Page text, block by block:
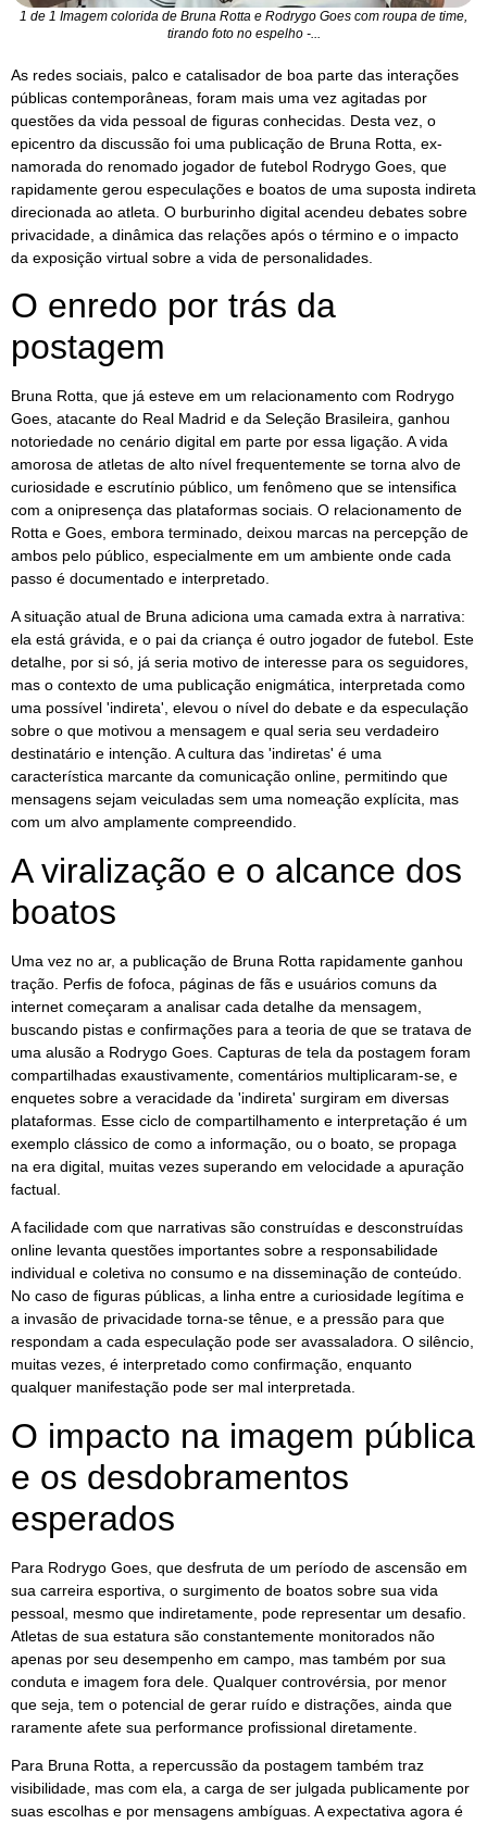
1 de 1 Imagem colorida de Bruna Rotta e Rodrygo Goes com roupa de time,
tirando foto no espelho -...
As redes sociais, palco e catalisador de boa parte das interações
públicas contemporâneas, foram mais uma vez agitadas por
questões da vida pessoal de figuras conhecidas. Desta vez, o
epicentro da discussão foi uma publicação de Bruna Rotta, ex-
namorada do renomado jogador de futebol Rodrygo Goes, que
rapidamente gerou especulações e boatos de uma suposta indireta
direcionada ao atleta. O burburinho digital acendeu debates sobre
privacidade, a dinâmica das relações após o término e o impacto
da exposição virtual sobre a vida de personalidades.
O enredo por trás da
postagem
Bruna Rotta, que já esteve em um relacionamento com Rodrygo
Goes, atacante do Real Madrid e da Seleção Brasileira, ganhou
notoriedade no cenário digital em parte por essa ligação. A vida
amorosa de atletas de alto nível frequentemente se torna alvo de
curiosidade e escrutínio público, um fenômeno que se intensifica
com a onipresença das plataformas sociais. O relacionamento de
Rotta e Goes, embora terminado, deixou marcas na percepção de
ambos pelo público, especialmente em um ambiente onde cada
passo é documentado e interpretado.
A situação atual de Bruna adiciona uma camada extra à narrativa:
ela está grávida, e o pai da criança é outro jogador de futebol. Este
detalhe, por si só, já seria motivo de interesse para os seguidores,
mas o contexto de uma publicação enigmática, interpretada como
uma possível 'indireta', elevou o nível do debate e da especulação
sobre o que motivou a mensagem e qual seria seu verdadeiro
destinatário e intenção. A cultura das 'indiretas' é uma
característica marcante da comunicação online, permitindo que
mensagens sejam veiculadas sem uma nomeação explícita, mas
com um alvo amplamente compreendido.
A viralização e o alcance dos
boatos
Uma vez no ar, a publicação de Bruna Rotta rapidamente ganhou
tração. Perfis de fofoca, páginas de fãs e usuários comuns da
internet começaram a analisar cada detalhe da mensagem,
buscando pistas e confirmações para a teoria de que se tratava de
uma alusão a Rodrygo Goes. Capturas de tela da postagem foram
compartilhadas exaustivamente, comentários multiplicaram-se, e
enquetes sobre a veracidade da 'indireta' surgiram em diversas
plataformas. Esse ciclo de compartilhamento e interpretação é um
exemplo clássico de como a informação, ou o boato, se propaga
na era digital, muitas vezes superando em velocidade a apuração
factual.
A facilidade com que narrativas são construídas e desconstruídas
online levanta questões importantes sobre a responsabilidade
individual e coletiva no consumo e na disseminação de conteúdo.
No caso de figuras públicas, a linha entre a curiosidade legítima e
a invasão de privacidade torna-se tênue, e a pressão para que
respondam a cada especulação pode ser avassaladora. O silêncio,
muitas vezes, é interpretado como confirmação, enquanto
qualquer manifestação pode ser mal interpretada.
O impacto na imagem pública
e os desdobramentos
esperados
Para Rodrygo Goes, que desfruta de um período de ascensão em
sua carreira esportiva, o surgimento de boatos sobre sua vida
pessoal, mesmo que indiretamente, pode representar um desafio.
Atletas de sua estatura são constantemente monitorados não
apenas por seu desempenho em campo, mas também por sua
conduta e imagem fora dele. Qualquer controvérsia, por menor
que seja, tem o potencial de gerar ruído e distrações, ainda que
raramente afete sua performance profissional diretamente.
Para Bruna Rotta, a repercussão da postagem também traz
visibilidade, mas com ela, a carga de ser julgada publicamente por
suas escolhas e por mensagens ambíguas. A expectativa agora é